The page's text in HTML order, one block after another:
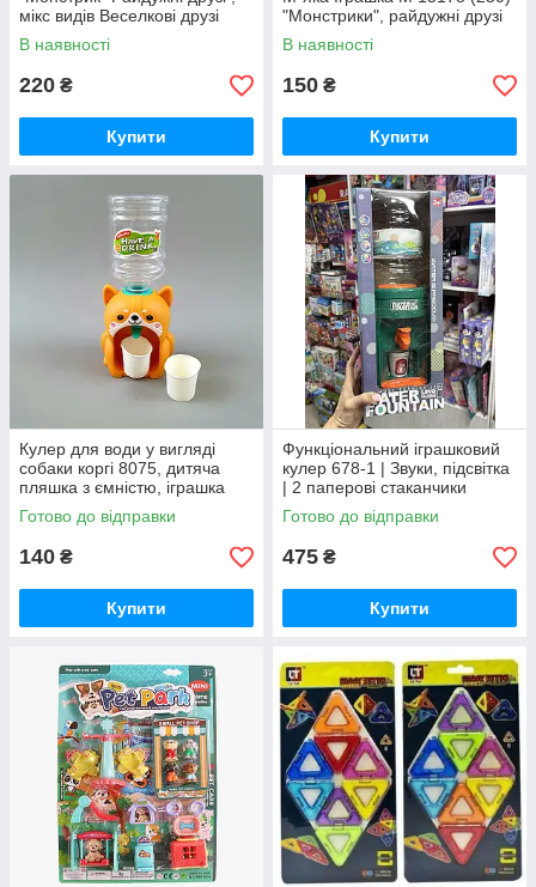
мікс видів Веселкові друзі
В наявності
220 ₴
Купити
"Монстрики", райдужні друзі
В наявності
150 ₴
Купити
Кулер для води у вигляді
собаки коргі 8075, дитяча
пляшка з ємністю, іграшка
для прогулянок, 3 кольори
Готово до відправки
140 ₴
Купити
Функціональний іграшковий
кулер 678-1 | Звуки, підсвітка
| 2 паперові стаканчики
Готово до відправки
475 ₴
Купити